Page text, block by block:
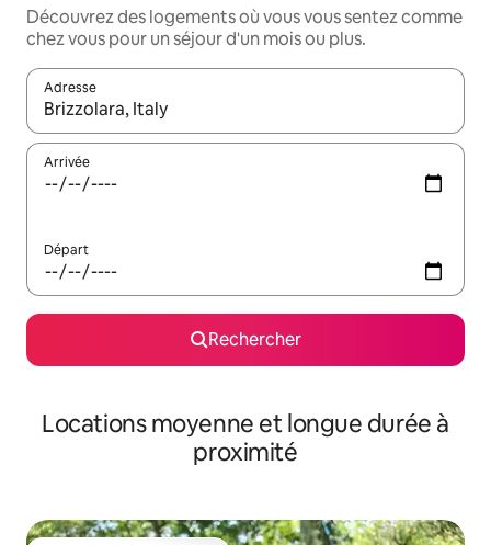
Découvrez des logements où vous vous sentez comme
chez vous pour un séjour d'un mois ou plus.
Adresse
Lorsque les résultats s'affichent, utilisez les flèches vers le
Arrivée
Départ
Rechercher
Locations moyenne et longue durée à
proximité